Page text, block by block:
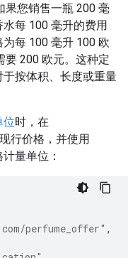
果您销售一瓶 200 毫
每 100 毫升的费用
每 100 毫升 100 欧
要 200 欧元。这种定
按体积、长度或重量
位时，在
行价格，并使用
量单位：
perfume_offer" ,